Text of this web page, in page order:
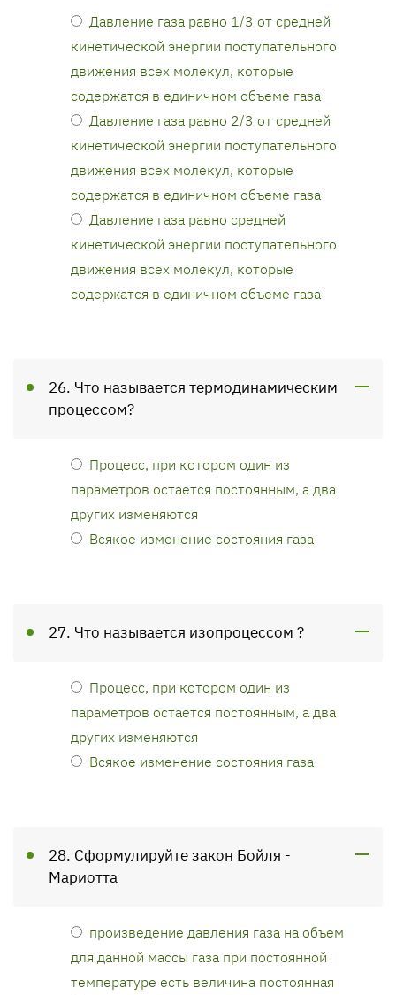
Давление газа равно 1/3 от средней
кинетической энергии поступательного
движения всех молекул, которые
содержатся в единичном объеме газа
Давление газа равно 2/3 от средней
кинетической энергии поступательного
движения всех молекул, которые
содержатся в единичном объеме газа
Давление газа равно средней
кинетической энергии поступательного
движения всех молекул, которые
содержатся в единичном объеме газа
26. Что называется термодинамическим
процессом?
Процесс, при котором один из
параметров остается постоянным, а два
других изменяются
Всякое изменение состояния газа
27. Что называется изопроцессом ?
Процесс, при котором один из
параметров остается постоянным, а два
других изменяются
Всякое изменение состояния газа
28. Сформулируйте закон Бойля -
Мариотта
произведение давления газа на объем
для данной массы газа при постоянной
температуре есть величина постоянная